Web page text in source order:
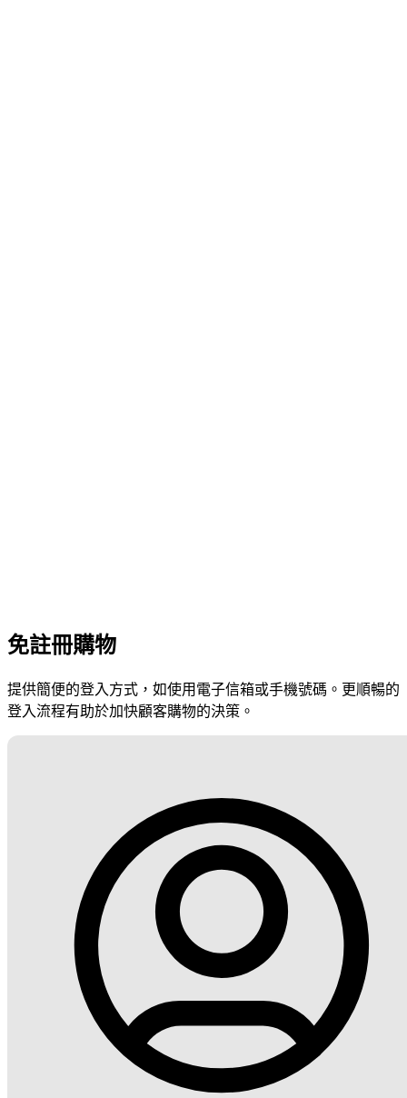
免註冊購物
提供簡便的登入方式，如使用電子信箱或手機號碼。更順暢的
登入流程有助於加快顧客購物的決策。